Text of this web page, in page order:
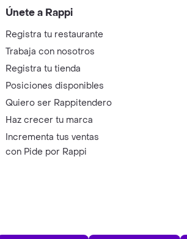
Únete a Rappi
Registra tu restaurante
Trabaja con nosotros
Registra tu tienda
Posiciones disponibles
Quiero ser Rappitendero
Haz crecer tu marca
Incrementa tus ventas
con Pide por Rappi